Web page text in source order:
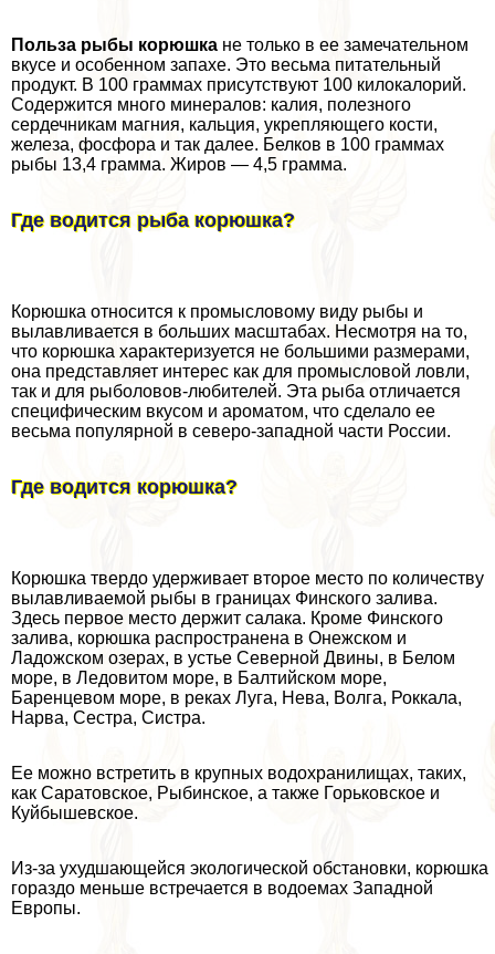
Польза рыбы корюшка не только в ее замечательном
вкусе и особенном запахе. Это весьма питательный
продукт. В 100 граммах присутствуют 100 килокалорий.
Содержится много минералов: калия, полезного
сердечникам магния, кальция, укрепляющего кости,
железа, фосфора и так далее. Белков в 100 граммах
рыбы 13,4 грамма. Жиров — 4,5 грамма.
Где водится рыба корюшка?
Корюшка относится к промысловому виду рыбы и
вылавливается в больших масштабах. Несмотря на то,
что корюшка хаpaктеризуется не большими размерами,
она представляет интерес как для промысловой ловли,
так и для рыболовов-любителей. Эта рыба отличается
специфическим вкусом и ароматом, что сделало ее
весьма популярной в северо-западной части России.
Где водится корюшка?
Корюшка твердо удерживает второе место по количеству
вылавливаемой рыбы в границах Финского залива.
Здесь первое место держит салака. Кроме Финского
залива, корюшка распространена в Онежском и
Ладожском озерах, в устье Северной Двины, в Белом
море, в Ледовитом море, в Балтийском море,
Баренцевом море, в реках Луга, Нева, Волга, Роккала,
Нарва, Сестра, Систра.
Ее можно встретить в крупных водохранилищах, таких,
как Саратовское, Рыбинское, а также Горьковское и
Куйбышевское.
Из-за ухудшающейся экологической обстановки, корюшка
гораздо меньше встречается в водоемах Западной
Европы.